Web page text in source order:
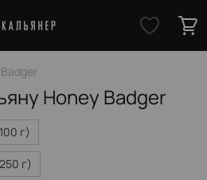
Honey Badger
г)
г)